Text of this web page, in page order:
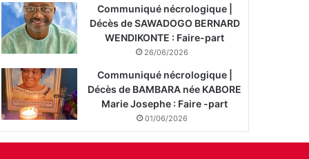
Communiqué nécrologique |
Décès de SAWADOGO BERNARD
WENDIKONTE : Faire-part
26/06/2026
Communiqué nécrologique |
Décès de BAMBARA née KABORE
Marie Josephe : Faire -part
01/06/2026